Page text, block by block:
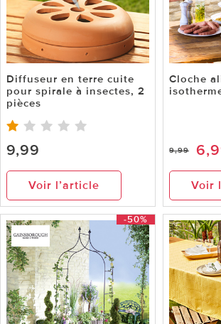
Diffuseur en terre cuite
pour spirale à insectes, 2
pièces
9,99
Voir l’article
Cloche
9,99
Voir
-50%